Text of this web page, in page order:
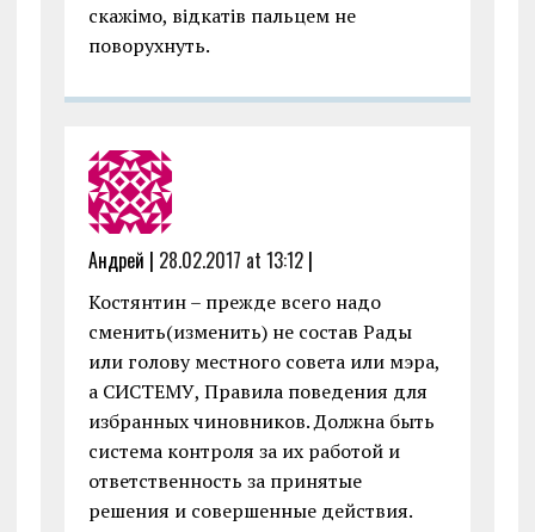
скажімо, відкатів пальцем не
поворухнуть.
Андрей | 28.02.2017 at 13:12|
Костянтин – прежде всего надо
сменить(изменить) не состав Рады
или голову местного совета или мэра,
а СИСТЕМУ, Правила поведения для
избранных чиновников. Должна быть
система контроля за их работой и
ответственность за принятые
решения и совершенные действия.